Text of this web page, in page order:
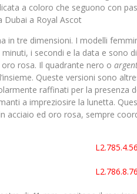
a coloro che seguono con
Dubai a Royal Ascot
in tre dimensioni. I modelli
minuti, i secondi e la data e sono
rosa. Il quadrante nero o
Queste versioni sono
raffinati per la presenza
a impreziosire la lunetta.
acciaio ed oro rosa, sempre